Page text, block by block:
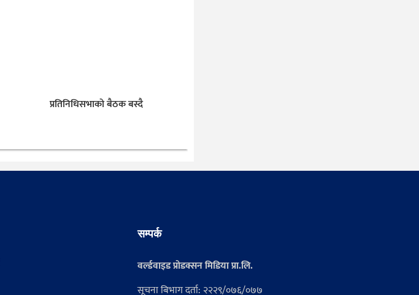
प्रतिनिधिसभाको बैठक बस्दै
सम्पर्क
वर्ल्डवाइड प्रोडक्सन मिडिया प्रा.लि.
सूचना बिभाग दर्ता: २२२९/०७६/०७७